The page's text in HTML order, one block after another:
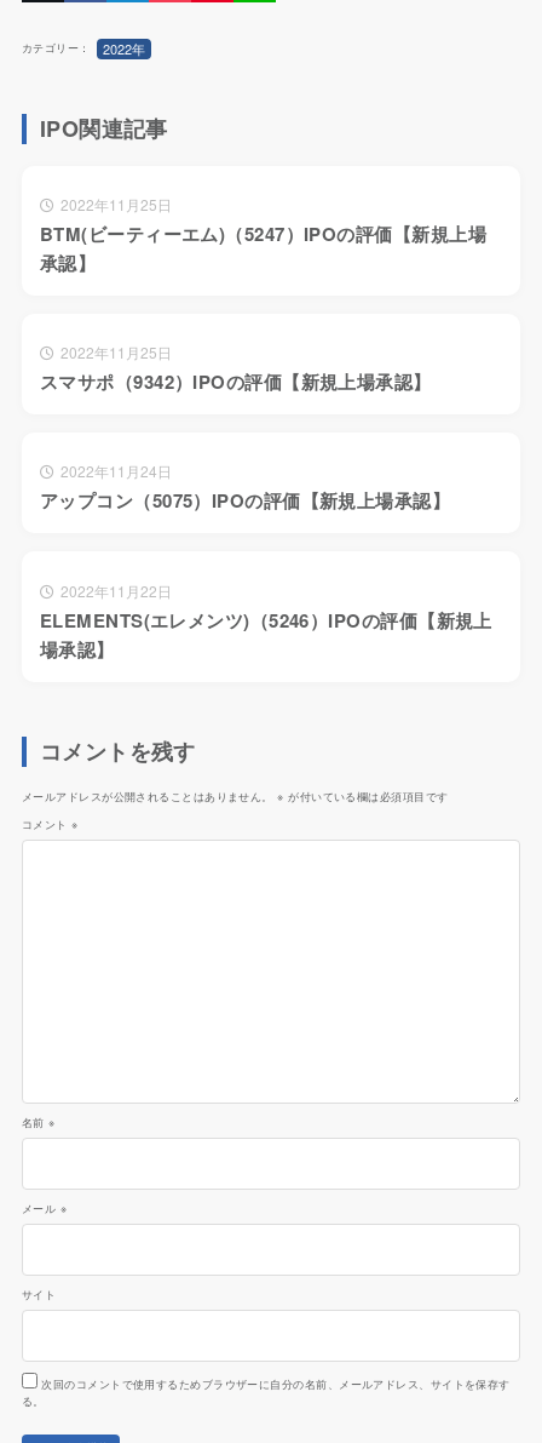
カテゴリー： 2022年
IPO関連記事
2022年11月25日
BTM(ビーティーエム)（5247）IPOの評価【新規上場
承認】
2022年11月25日
スマサポ（9342）IPOの評価【新規上場承認】
2022年11月24日
アップコン（5075）IPOの評価【新規上場承認】
2022年11月22日
ELEMENTS(エレメンツ)（5246）IPOの評価【新規上
場承認】
コメントを残す
メールアドレスが公開されることはありません。 ※ が付いている欄は必須項目です
コメント※
名前※
メール ※
サイト
次回のコメントで使用するためブラウザーに自分の名前、メールアドレス、サイトを保存す
る。